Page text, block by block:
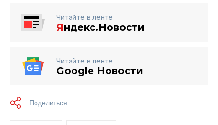
Читайте в ленте
Яндекс.Новости
Читайте в ленте
Google Новости